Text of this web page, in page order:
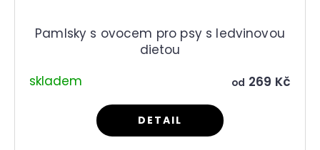
Pamlsky s ovocem pro psy s ledvinovou
dietou
skladem
od 269 Kč
DETAIL